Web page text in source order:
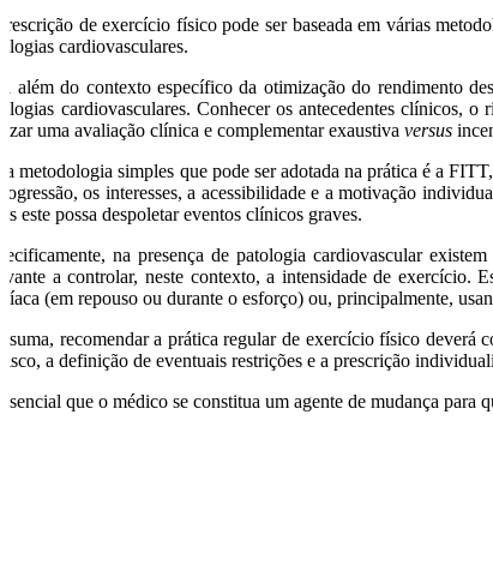
de exercício físico pode ser baseada em várias
cardiovasculares.
além do contexto específico da otimização do rendimento
cardiovasculares. Conhecer os antecedentes clínicos,
uma avaliação clínica e complementar exaustivaversus
metodologia simples que pode ser adotada na prática é a
os interesses, a acessibilidade e a motivação
este possa despoletar eventos clínicos graves.
na presença de patologia cardiovascular
a controlar, neste contexto, a intensidade de exercício.
(em repouso ou durante o esforço) ou, principalmente,
suma, recomendar a prática regular de exercício físico deverá
a definição de eventuais restrições e a prescrição
que o médico se constitua um agente de mudança